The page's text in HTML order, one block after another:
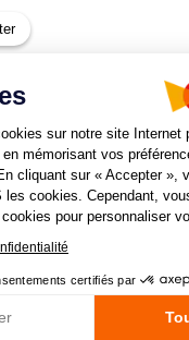
pour la
sur notre site Internet
mémorisant vos
cliquant sur « Accepter »,
les cookies. Cependant,
pour personnaliser
certifiés par